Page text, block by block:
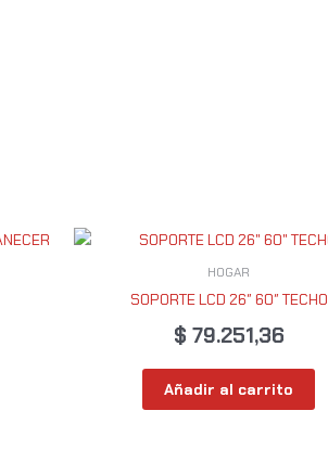
HOGAR
SOPORTE LCD 26″ 60″ TECHO
$ 79.251,36
Añadir al carrito